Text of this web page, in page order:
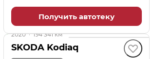
Получить автотеку
2020·194 341 км
SKODA Kodiaq